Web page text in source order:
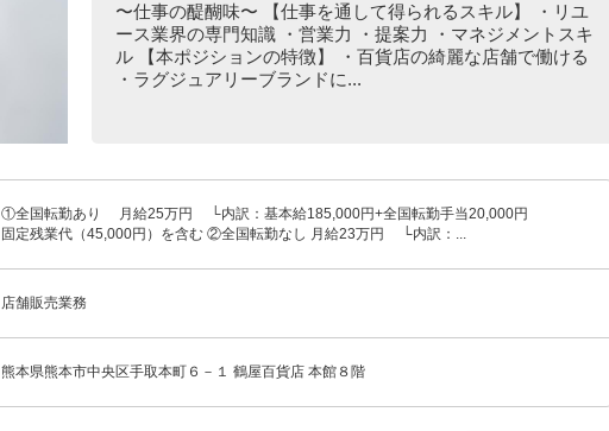
〜仕事の醍醐味〜 【仕事を通して得られるスキル】 ・リユ
ース業界の専門知識 ・営業力 ・提案力 ・マネジメントスキ
ル 【本ポジションの特徴】 ・百貨店の綺麗な店舗で働ける
・ラグジュアリーブランドに...
①全国転勤あり 月給25万円 └内訳：基本給185,000円+全国転勤手当20,000円
固定残業代（45,000円）を含む ②全国転勤なし 月給23万円 └内訳：...
店舗販売業務
熊本県熊本市中央区手取本町６－１ 鶴屋百貨店 本館８階